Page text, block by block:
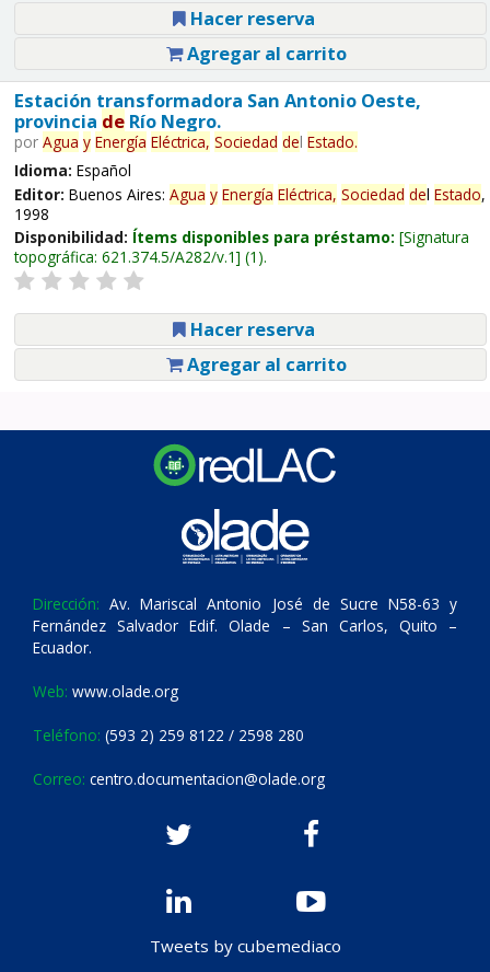
Hacer reserva
Agregar al carrito
Estación transformadora San Antonio Oeste,
provincia deRío Negro.
por Agua y Energía Eléctrica, Sociedad del Estado.
Idioma: Español
Editor: Buenos Aires: Agua y Energía Eléctrica, Sociedad del Estado,
1998
Disponibilidad: Ítems disponibles para préstamo: Signatura
topográfica: 621.374.5/A282/v.1 (1).
Hacer reserva
Agregar al carrito
Dirección: Av. Mariscal Antonio José de Sucre N58-63 y
Fernández Salvador Edif. Olade – San Carlos, Quito –
Ecuador.
Web: www.olade.org
Teléfono: (593 2) 259 8122 / 2598 280
Correo: centro.documentacion@olade.org
Tweets by cubemediaco